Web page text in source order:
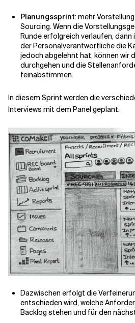
Planungssprint: mehr
Sourcing. Wenn die
Runde erfolgreich verlaufen,
der Personalverantwortliche die
jedoch abgelehnt hat, können wir
durchgehen und die
feinabstimmen.
In diesem Sprint werden die
Interviews mit dem Panel geplant.
Dazwischen erfolgt die
entschieden wird, welche
Backlog stehen und für den